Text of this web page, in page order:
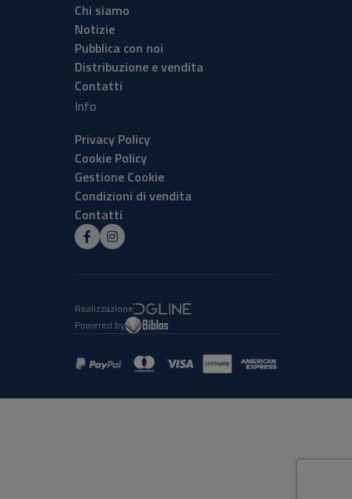
Chi siamo
Notizie
Pubblica con noi
Distribuzione e vendita
Contatti
Info
Privacy Policy
Cookie Policy
Gestione Cookie
Condizioni di vendita
Contatti
Realizzazione
Powered by